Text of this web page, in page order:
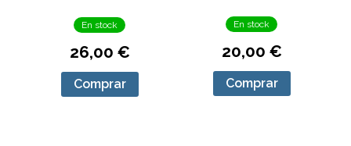
En stock
26,00 €
Comprar
En stock
20,00 €
Comprar